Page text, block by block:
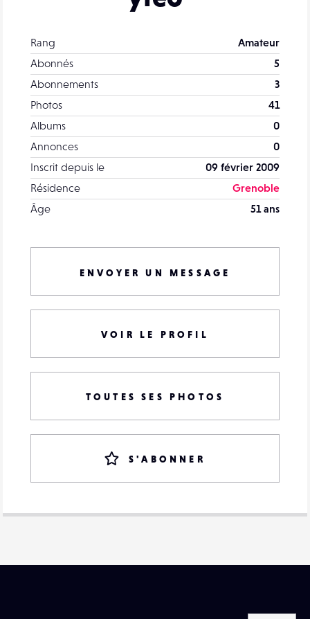
Rang
Amateur
Abonnés
5
Abonnements
3
Photos
41
Albums
0
Annonces
0
Inscrit depuis le
09 février 2009
Résidence
Grenoble
Âge
51 ans
ENVOYER UN MESSAGE
VOIR LE PROFIL
TOUTES SES PHOTOS
S'ABONNER